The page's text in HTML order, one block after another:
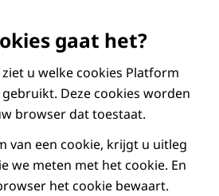
gaat het?
u welke cookies Platform
Deze cookies worden
browser dat toestaat.
van een cookie, krijgt u uitleg
we meten met het cookie. En
het cookie bewaart.